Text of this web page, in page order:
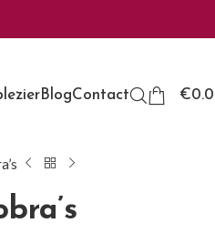
BlogContact €